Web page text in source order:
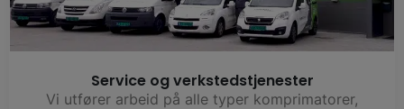
Service og verkstedstjenester
Vi utfører arbeid på alle typer komprimatorer,